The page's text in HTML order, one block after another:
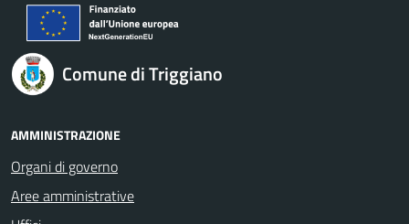
Comune di Triggiano
AMMINISTRAZIONE
Organi di governo
Aree amministrative